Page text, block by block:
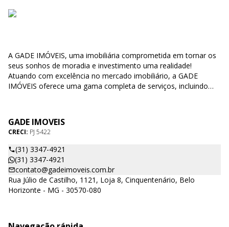
A GADE IMÓVEIS, uma imobiliária comprometida em tornar os
seus sonhos de moradia e investimento uma realidade!
Atuando com excelência no mercado imobiliário, a GADE
IMÓVEIS oferece uma gama completa de serviços, incluindo
missão é simplificar o processo de encontrar o lar perfeito para
você, tornando-o uma experiência agradável e sem
complicações. Nosso compromisso com a qualidade é o que
nos diferencia. Utilizamos métodos eficazes e modernos,
respaldados por uma equipe altamente capacitada, para
garantir que nossos clientes encontrem as melhores opções de
imóveis que se adequem às suas necessidades e desejos.
Temos orgulho em afirmar que a GADE IMÓVEIS se destaca no
GADE IMOVEIS
CRECI: PJ 5422
(31) 3347-4921
(31) 3347-4921
contato@gadeimoveis.com.br
Rua Júlio de Castilho, 1121, Loja 8, Cinquentenário, Belo
Horizonte - MG - 30570-080